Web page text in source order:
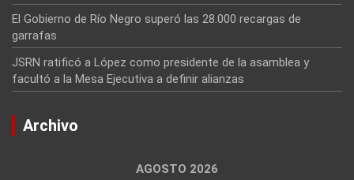
El Gobierno de Río Negro superó las 28.000 recargas de
garrafas
JSRN ratificó a López como presidente de la asamblea y
facultó a la Mesa Ejecutiva a definir alianzas
Archivo
AGOSTO 2026